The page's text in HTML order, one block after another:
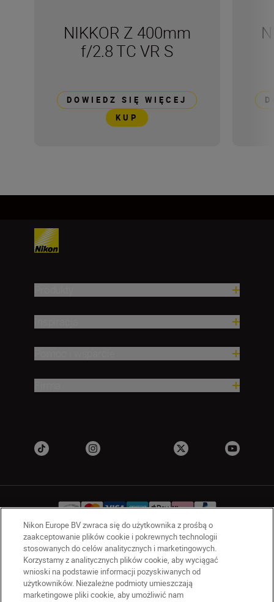
NIKKOR Z 400mm
f/2.8 TC VR S
DOWIEDZ SIĘ WIĘCEJ
KUP
PL Nikon Sites
Skontaktuj się z nami
Oświadczenie dotyczące prywatności
Warunki użytkowania
Nikon Europe BV zwraca się do użytkownika z prośbą o
zaakceptowanie plików cookie i pokrewnych technologii
stosowanych do celów analitycznych i marketingowych.
Korzystamy z analitycznych plików cookie, aby wyciągać
wnioski na podstawie informacji pozyskiwanych od
użytkowników. Niezależne podmioty umieszczają
marketingowe pliki cookie, aby umożliwić nam